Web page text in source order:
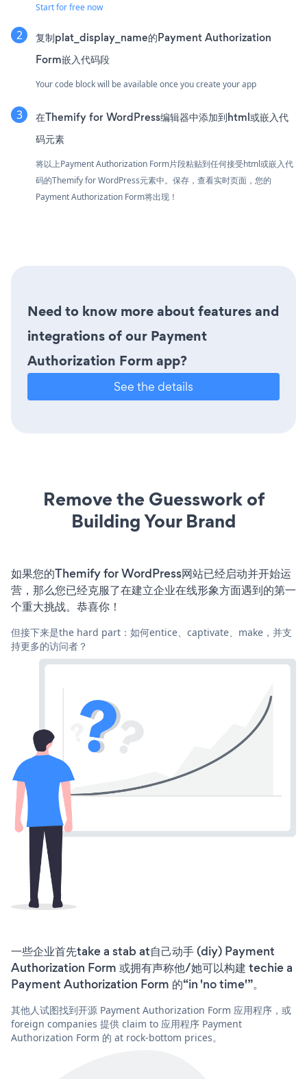
Start for free now
复制plat_display_name的Payment Authorization
Form嵌入代码段
Your code block will be available once you create your app
在Themify for WordPress编辑器中添加到html或嵌入代
码元素
将以上Payment Authorization Form片段粘贴到任何接受html或嵌入代
码的Themify for WordPress元素中。保存，查看实时页面，您的
Payment Authorization Form将出现！
Need to know more about features and
integrations of our Payment
Authorization Form app?
See the details
Remove the Guesswork of
Building Your Brand
如果您的Themify for WordPress网站已经启动并开始运
营，那么您已经克服了在建立企业在线形象方面遇到的第一
个重大挑战。恭喜你！
但接下来是the hard part：如何entice、captivate、make，并支
持更多的访问者？
一些企业首先take a stab at自己动手 (diy) Payment
Authorization Form 或拥有声称他/她可以构建 techie a
Payment Authorization Form 的“in 'no time'”。
其他人试图找到开源 Payment Authorization Form 应用程序，或
foreign companies 提供 claim to 应用程序 Payment
Authorization Form 的 at rock-bottom prices。